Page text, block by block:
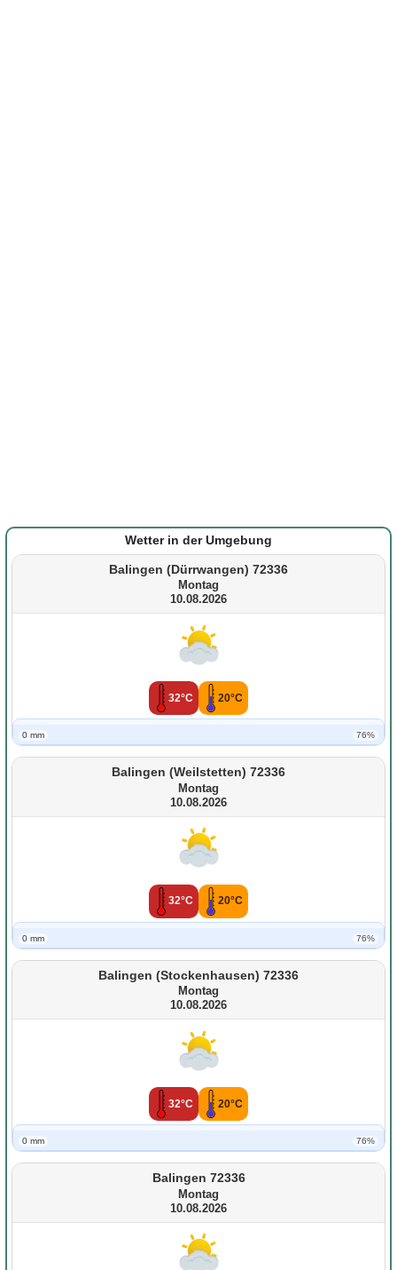
Wetter in der Umgebung
Balingen (Dürrwangen) 72336
Montag
10.08.2026
32°C 20°C
0 mm 76%
Balingen (Weilstetten) 72336
Montag
10.08.2026
32°C 20°C
0 mm 76%
Balingen (Stockenhausen) 72336
Montag
10.08.2026
32°C 20°C
0 mm 76%
Balingen 72336
Montag
10.08.2026